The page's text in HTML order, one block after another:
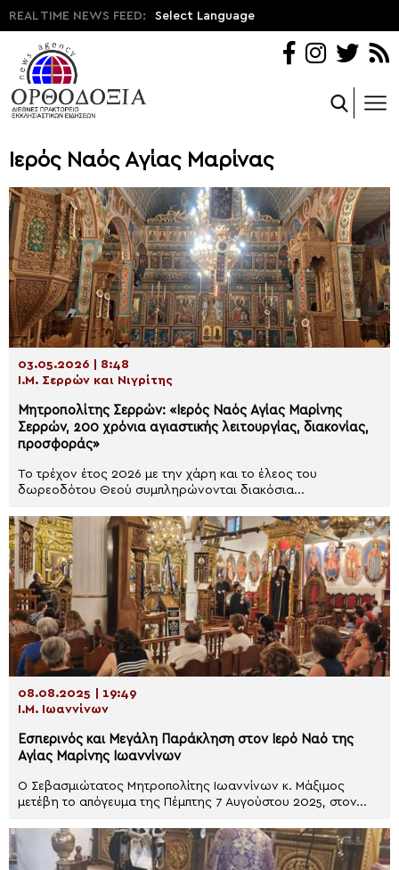
REAL TIME NEWS FEED: Select Language
Ιερός Ναός Αγίας Μαρίνας
03.05.2026 | 8:48
Ι.Μ. Σερρών και Νιγρίτης
Μητροπολίτης Σερρών: «Ιερός Ναός Αγίας Μαρίνης
Σερρών, 200 χρόνια αγιαστικής λειτουργίας, διακονίας,
προσφοράς»
Το τρέχον έτος 2026 με την χάρη και το έλεος του
δωρεοδότου Θεού συμπληρώνονται διακόσια...
08.08.2025 | 19:49
Ι.Μ. Ιωαννίνων
Εσπερινός και Μεγάλη Παράκληση στον Ιερό Ναό της
Αγίας Μαρίνης Ιωαννίνων
Ο Σεβασμιώτατος Μητροπολίτης Ιωαννίνων κ. Μάξιμος
μετέβη το απόγευμα της Πέμπτης 7 Αυγούστου 2025, στον...